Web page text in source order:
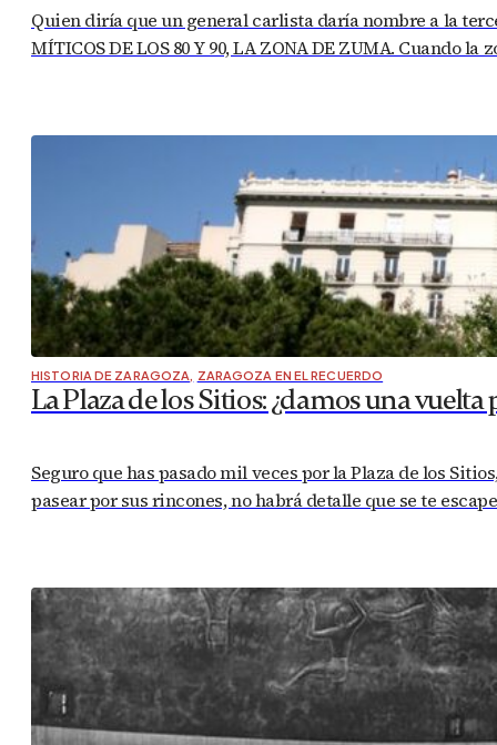
Quien diría que un general carlista daría nombre a la
MÍTICOS DE LOS 80 Y 90, LA ZONA DE ZUMA. Cuando
HISTORIA DE ZARAGOZA, ZARAGOZA EN EL RECUERDO
La Plaza de los Sitios: ¿damos una
Seguro que has pasado mil veces por la Plaza de los
pasear por sus rincones, no habrá detalle que se te